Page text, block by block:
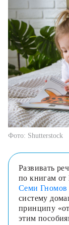
Фото: Shutterstock
Развивать
по книгам
Семи Гномов
систему
принципу
этим